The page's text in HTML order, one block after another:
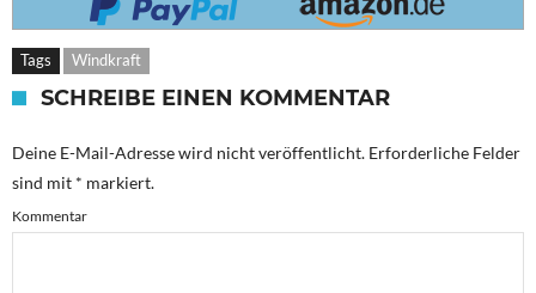
Tags Windkraft
SCHREIBE EINEN KOMMENTAR
Deine E-Mail-Adresse wird nicht veröffentlicht. Erforderliche Felder
sind mit * markiert.
Kommentar